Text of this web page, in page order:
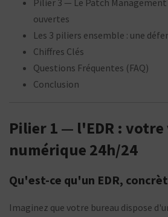
Pilier 3 — Le Patch
ouvertes
Les 3 piliers ensemble : une
Chiffres Clés
Questions Fréquentes (FAQ)
Conclusion
Pilier 1 — l'EDR :
numérique 24h/24
Qu'est-ce qu'un EDR,
Imaginez que votre bureau dispose